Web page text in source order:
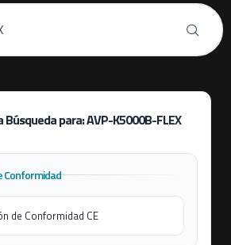
Búsqueda para: AVP-K5000B-FLEX
Conformidad
de Conformidad CE